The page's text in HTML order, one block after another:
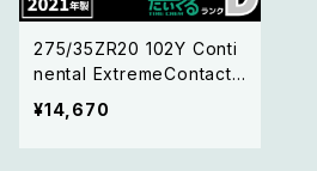
275/35ZR20 102Y Conti
nental ExtremeContact
DWS06 PLUS コンチネン
タル エクストリームコンタ
¥14,670